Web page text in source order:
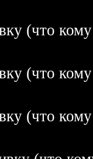
(что
(что
(что